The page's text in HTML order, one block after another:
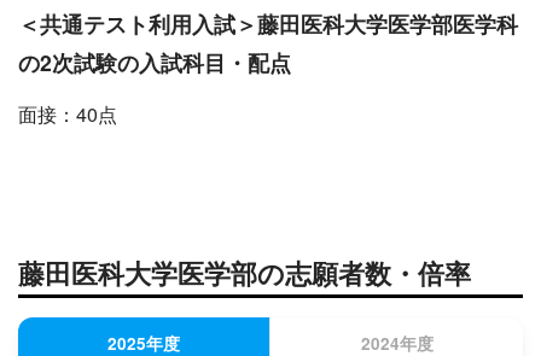
＜共通テスト利用入試＞藤田医科大学医学部医学科
の2次試験の入試科目・配点
面接：40点
藤田医科大学医学部の志願者数・倍率
2025年度 2024年度